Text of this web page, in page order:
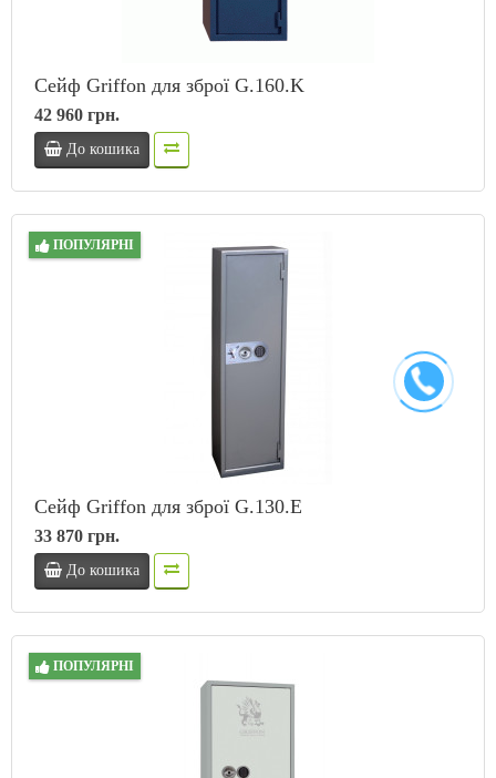
Сейф Griffon для зброї G.160.K
42 960 грн.
До кошика
ПОПУЛЯРНІ
Сейф Griffon для зброї G.130.E
33 870 грн.
До кошика
ПОПУЛЯРНІ